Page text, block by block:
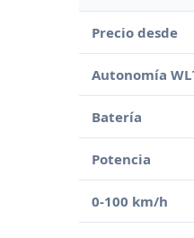
Precio desde
Autonomía
Batería
Potencia
0-100 km/h